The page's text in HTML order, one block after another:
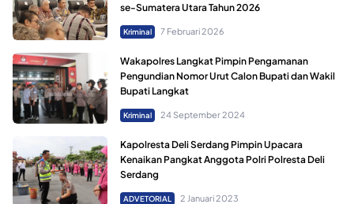
se-Sumatera Utara Tahun 2026
Kriminal 7 Februari 2026
Wakapolres Langkat Pimpin Pengamanan
Pengundian Nomor Urut Calon Bupati dan Wakil
Bupati Langkat
Kriminal 24 September 2024
Kapolresta Deli Serdang Pimpin Upacara
Kenaikan Pangkat Anggota Polri Polresta Deli
Serdang
ADVETORIAL 2 Januari 2023